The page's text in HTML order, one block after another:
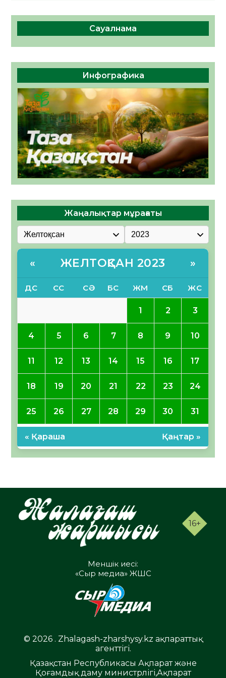
Сауалнама
Инфографика
Жаңалықтар мұрағаты
« ЖЕЛТОҚСАН 2023 »
ДС СС СӘ БС ЖМ СБ ЖС
1 2 3
4 5 6 7 8 9 10
11 12 13 14 15 16 17
18 19 20 21 22 23 24
25 26 27 28 29 30 31
« Қараша Қаңтар »
16+
Меншік иесі:
«Сыр медиа» ЖШС
© 2026 . Zhalagash-zharshysy.kz ақпараттық
агенттігі.
Қазақстан Республикасы Ақпарат және
Қоғамдық даму министрлігі,Ақпарат